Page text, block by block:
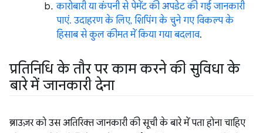
कारोबारी या कंपनी से पेमेंट की अपडेट की गई जानकारी
पाएं. उदाहरण के लिए, शिपिंग के चुने गए विकल्प के
हिसाब से कुल कीमत में किया गया बदलाव.
प्रतिनिधि के तौर पर काम करने की सुविधा के
बारे में जानकारी देना
ब्राउज़र को उस अतिरिक्त जानकारी की सूची के बारे में पता होना चाहिए